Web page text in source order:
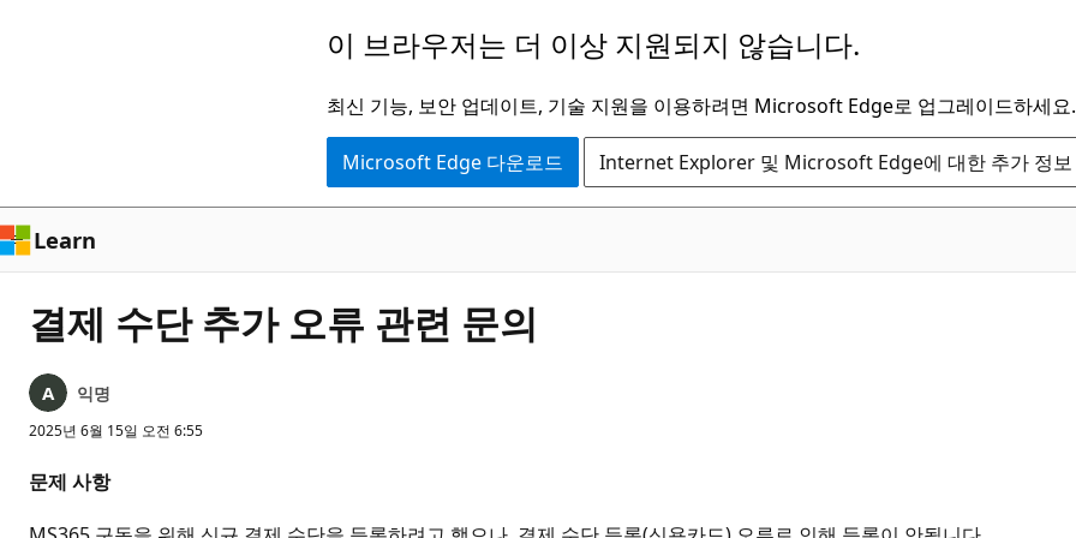
로
건
너
뛰
기
이 브라우저는 더 이상 지원되지 않습니다.
최신 기능, 보안 업데이트, 기술 지원을 이용하려면 Microsoft Edge로 업그레이드하세요.
Microsoft Edge 다운로드 Internet Explorer 및 Microsoft Edge에 대한 추가 정보
Learn
결제 수단 추가 오류 관련 문의
익명
2025년 6월 15일 오전 6:55
문제 사항